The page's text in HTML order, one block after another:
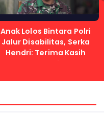
Anak Lolos Bintara Polri
Jalur Disabilitas, Serka
Hendri: Terima Kasih
Kapolri